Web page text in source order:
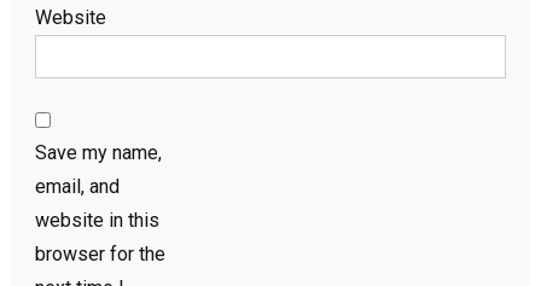
Website
Save my name,
email, and
website in this
browser for the